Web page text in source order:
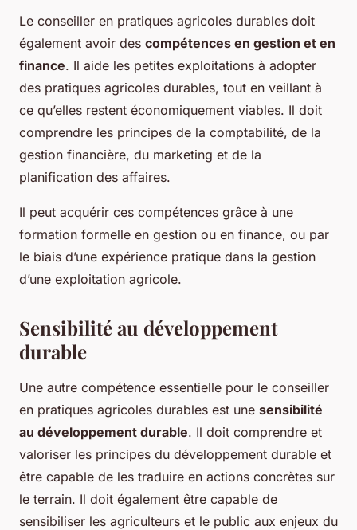
Le conseiller en pratiques agricoles durables doit
également avoir des compétences en gestion et en
finance. Il aide les petites exploitations à adopter
des pratiques agricoles durables, tout en veillant à
ce qu’elles restent économiquement viables. Il doit
comprendre les principes de la comptabilité, de la
gestion financière, du marketing et de la
planification des affaires.
Il peut acquérir ces compétences grâce à une
formation formelle en gestion ou en finance, ou par
le biais d’une expérience pratique dans la gestion
d’une exploitation agricole.
Sensibilité au développement
durable
Une autre compétence essentielle pour le conseiller
en pratiques agricoles durables est une sensibilité
au développement durable. Il doit comprendre et
valoriser les principes du développement durable et
être capable de les traduire en actions concrètes sur
le terrain. Il doit également être capable de
sensibiliser les agriculteurs et le public aux enjeux du